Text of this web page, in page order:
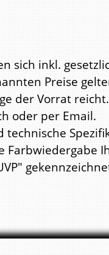
sich inkl.
Preise
der Vorrat
oder per Email.
technische